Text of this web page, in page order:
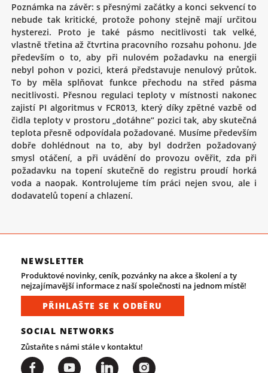
Poznámka na závěr: s přesnými začátky a konci sekvencí to
nebude tak kritické, protože pohony stejně mají určitou
hysterezi. Proto je také pásmo necitlivosti tak velké,
vlastně třetina až čtvrtina pracovního rozsahu pohonu. Jde
především o to, aby při nulovém požadavku na energii
nebyl pohon v pozici, která představuje nenulový průtok.
To by měla splňovat funkce přechodu na střed pásma
necitlivosti. Přesnou regulaci teploty v místnosti nakonec
zajistí PI algoritmus v FCR013, který díky zpětné vazbě od
čidla teploty v prostoru „dotáhne“ pozici tak, aby skutečná
teplota přesně odpovídala požadované. Musíme především
dobře dohlédnout na to, aby byl dodržen požadovaný
smysl otáčení, a při uvádění do provozu ověřit, zda při
požadavku na topení skutečně do registru proudí horká
voda a naopak. Kontrolujeme tím práci nejen svou, ale i
dodavatelů topení a chlazení.
NEWSLETTER
Produktové novinky, ceník, pozvánky na akce a školení a ty
nejzajímavější informace z naší společnosti na jednom místě!
PŘIHLAŠTE SE K ODBĚRU
SOCIAL NETWORKS
Zůstaňte s námi stále v kontaktu!